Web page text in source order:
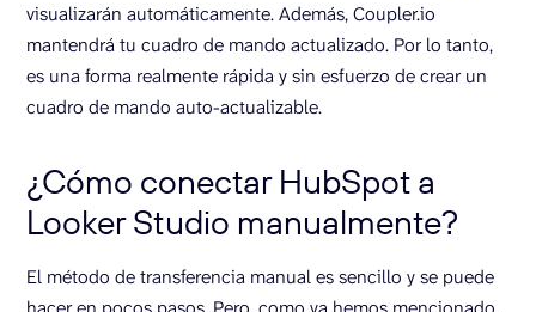
visualizarán automáticamente. Además, Coupler.io
mantendrá tu cuadro de mando actualizado. Por lo tanto,
es una forma realmente rápida y sin esfuerzo de crear un
cuadro de mando auto-actualizable.
¿Cómo conectar HubSpot a
Looker Studio manualmente?
El método de transferencia manual es sencillo y se puede